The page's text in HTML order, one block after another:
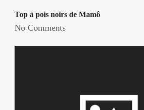
Top à pois noirs de Mamô
No Comments